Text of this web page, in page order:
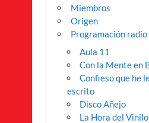
Miembros
Origen
Programación radio
Aula 11
Con la Mente en
Confieso que he
escrito
Disco Añejo
La Hora del Vinilo